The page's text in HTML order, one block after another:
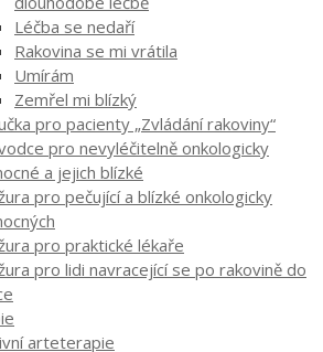
Léčba se nedaří
Rakovina se mi vrátila
Umírám
Zemřel mi blízký
pro pacienty „Zvládání rakoviny“
pro nevyléčitelně onkologicky
a jejich blízké
pro pečující a blízké onkologicky
pro praktické lékaře
pro lidi navracející se po rakovině do
arteterapie